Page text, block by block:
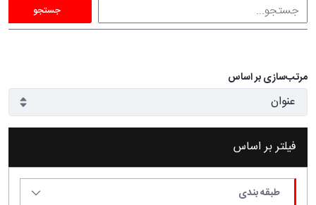
جستجو
مرتب‌سازی بر اساس
فیلتر بر اساس
طبقه بندی